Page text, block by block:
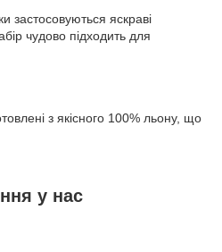
застосовуються яскраві
чудово підходить для
з якісного 100% льону, що
у нас